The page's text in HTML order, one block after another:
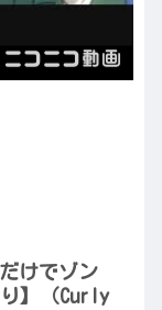
けでゾン
】（Curly